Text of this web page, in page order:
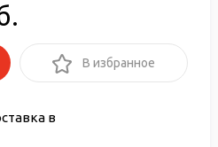
В избранное
в